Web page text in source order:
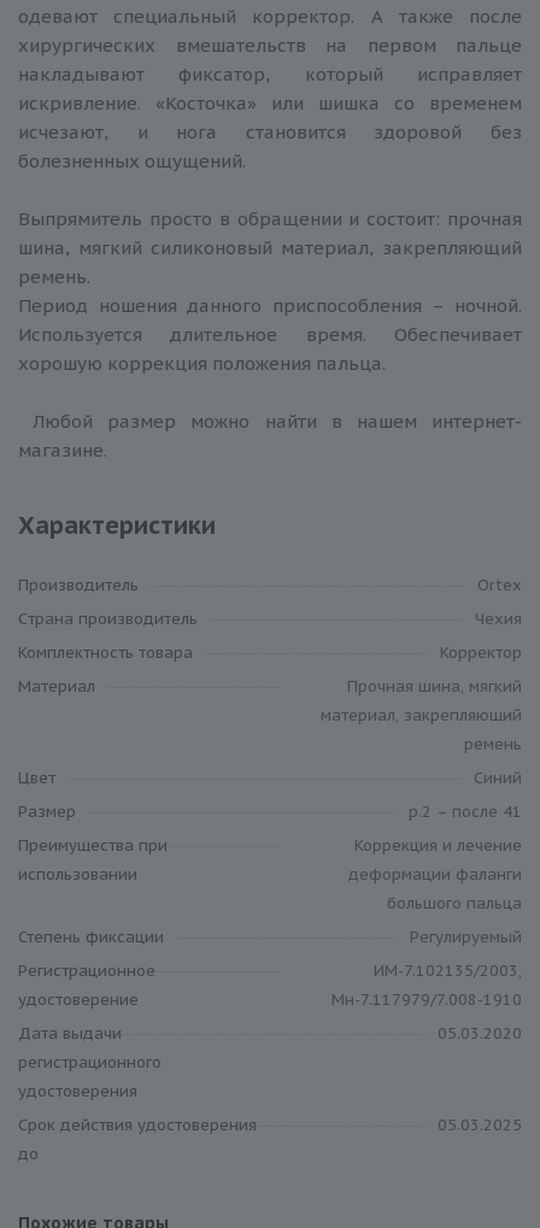
одевают специальный корректор. А также после
хирургических вмешательств на первом пальце
накладывают фиксатор, который исправляет
искривление. «Косточка» или шишка со временем
исчезают, и нога становится здоровой без
болезненных ощущений.
Выпрямитель просто в обращении и состоит: прочная
шина, мягкий силиконовый материал, закрепляющий
ремень.
Период ношения данного приспособления – ночной.
Используется длительное время. Обеспечивает
хорошую коррекция положения пальца.
Любой размер можно найти в нашем интернет-
магазине.
Характеристики
Производитель
Ortex
Cтрана производитель
Чехия
Комплектность товара
Корректор
Материал
Прочная шина, мягкий
материал, закрепляющий
ремень
Цвет
Синий
Размер
р.2 – после 41
Преимущества при
использовании
Коррекция и лечение
деформации фаланги
большого пальца
Степень фиксации
Регулируемый
Регистрационное
удостоверение
ИМ-7.102135/2003,
Мн-7.117979/7.008-1910
Дата выдачи
регистрационного
удостоверения
05.03.2020
Срок действия удостоверения
до
05.03.2025
Похожие товары